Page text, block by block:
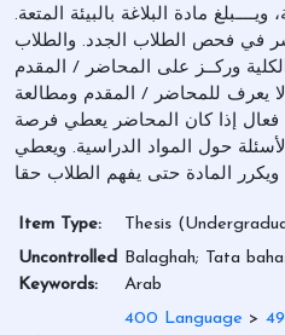
مادة البلاغة بالبيئة المتعة.
في فحص الطلاب الجدد. والطلاب
وركــز على المحاضر / المقدم
يعرف للمحاضر / المقدم ومطالعة
فعال إذا كان المحاضر يعطي فرصة
حول المواد الدراسية. ويعطي
Item Type:
Thesis
Uncontrolled
Keywords:
Balaghah; Tata
Arab
400 Language >